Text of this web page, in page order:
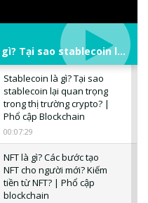
Stablecoin là gì? Tại sao stablecoin lại quan trọng trong thị trường crypto? | Phổ cập Blockchain
Stablecoin là gì? Tại sao
stablecoin lại quan trọng
trong thị trường crypto? |
Phổ cập Blockchain
00:07:29
NFT là gì? Các bước tạo
NFT cho người mới? Kiếm
tiền từ NFT? | Phổ cập
blockchain